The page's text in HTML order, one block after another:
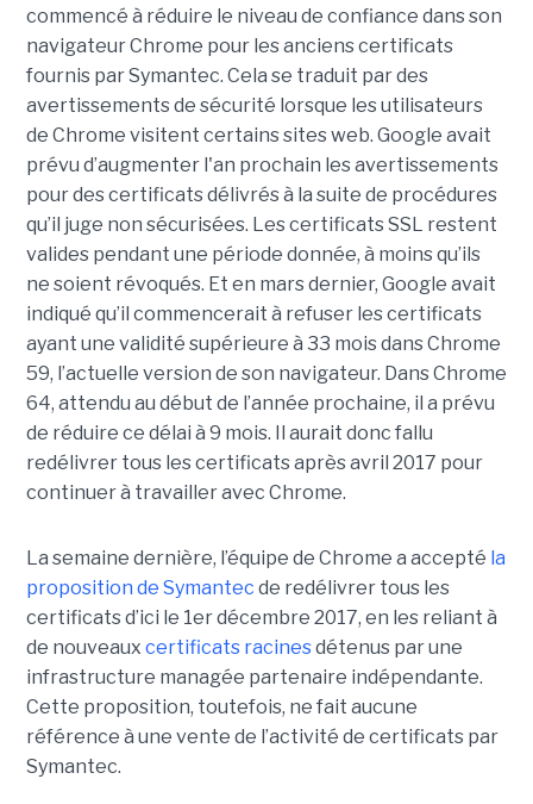
commencé à réduire le niveau de confiance dans son
navigateur Chrome pour les anciens certificats
fournis par Symantec. Cela se traduit par des
avertissements de sécurité lorsque les utilisateurs
de Chrome visitent certains sites web. Google avait
prévu d’augmenter l'an prochain les avertissements
pour des certificats délivrés à la suite de procédures
qu’il juge non sécurisées. Les certificats SSL restent
valides pendant une période donnée, à moins qu’ils
ne soient révoqués. Et en mars dernier, Google avait
indiqué qu’il commencerait à refuser les certificats
ayant une validité supérieure à 33 mois dans Chrome
59, l’actuelle version de son navigateur. Dans Chrome
64, attendu au début de l’année prochaine, il a prévu
de réduire ce délai à 9 mois. Il aurait donc fallu
redélivrer tous les certificats après avril 2017 pour
continuer à travailler avec Chrome.
La semaine dernière, l’équipe de Chrome a accepté la
proposition de Symantec de redélivrer tous les
certificats d’ici le 1er décembre 2017, en les reliant à
de nouveaux certificats racinesdétenus par une
infrastructure managée partenaire indépendante.
Cette proposition, toutefois, ne fait aucune
référence à une vente de l’activité de certificats par
Symantec.